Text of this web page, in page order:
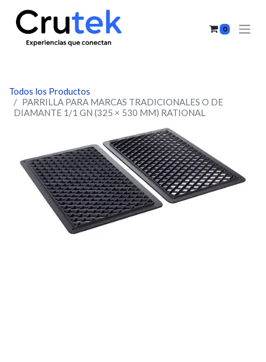
0
Todos los Productos
PARRILLA PARA MARCAS TRADICIONALES O DE
DIAMANTE 1/1 GN (325 × 530 MM) RATIONAL